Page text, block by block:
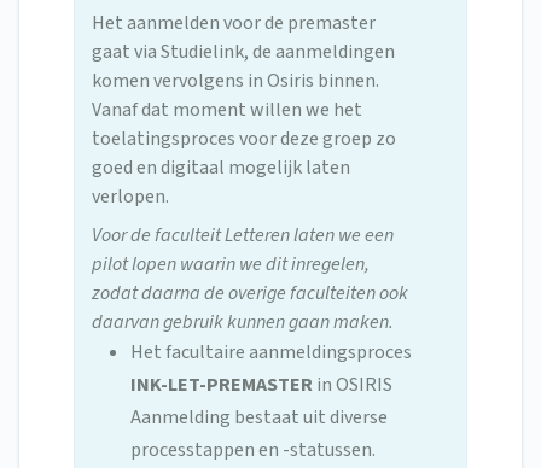
Het aanmelden voor de premaster
gaat via Studielink, de aanmeldingen
komen vervolgens in Osiris binnen.
Vanaf dat moment willen we het
toelatingsproces voor deze groep zo
goed en digitaal mogelijk laten
verlopen.
Voor de faculteit Letteren laten we een
pilot lopen waarin we dit inregelen,
zodat daarna de overige faculteiten ook
daarvan gebruik kunnen gaan maken.
Het facultaire aanmeldingsproces
INK-LET-PREMASTERin OSIRIS
Aanmelding bestaat uit diverse
processtappen en -statussen.